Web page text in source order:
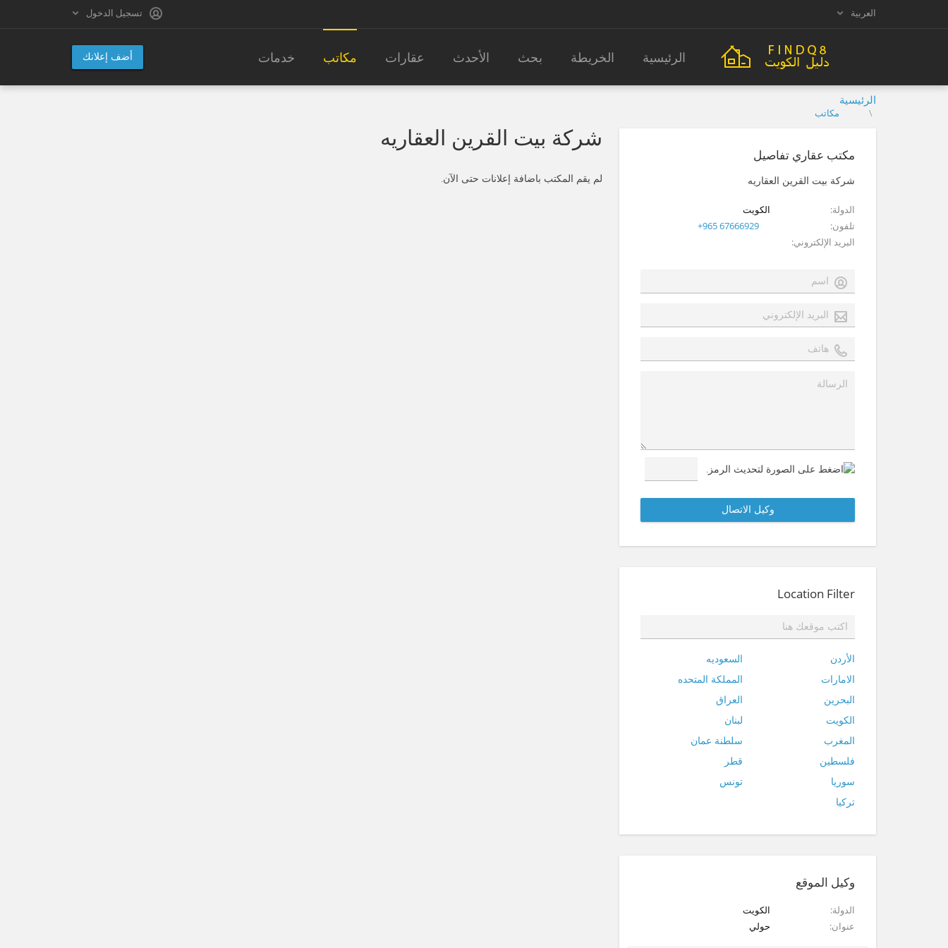
العربية تسجيل الدخول
أضف إعلانك الرئيسية الخريطة بحث الأحدث عقارات مكاتب خدمات
الرئيسية
مكاتب
مكتب عقاري تفاصيل
شركة بيت القرين العقاريه
الدولة
الكويت
تلفون
+965 67666929
البريد الإلكتروني
Location Filter
الأردن
السعوديه
الامارات
المملكة المتحده
البحرين
العراق
الكويت
لبنان
المغرب
سلطنة عمان
فلسطين
قطر
سوريا
تونس
تركيا
وكيل الموقع
الدولة
الكويت
عنوان
حولي
شركة بيت القرين العقاريه
لم يقم المكتب باضافة إعلانات حتى الآن.